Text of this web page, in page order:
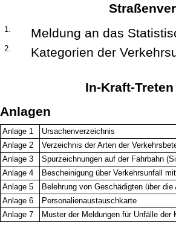
1. Meldung an das
2. Kategorien der
In-Kraft-
Anlagen
Anlage 1
Ursachenverzeichnis
Anlage 2
Verzeichnis der Arten der
Anlage 3
Spurzeichnungen auf der Fahrbahn
Anlage 4
Bescheinigung über Verkehrsunfall
Anlage 5
Belehrung von Geschädigten über
Anlage 6
Personalienaustauschkarte
Anlage 7
Muster der Meldungen für Unfälle